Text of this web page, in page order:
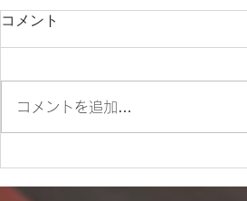
✨SM700 2022 カスタム車
✨
コメント
コメントを追加…